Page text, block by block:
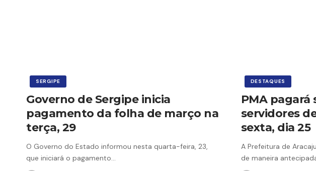
SERGIPE
Governo de Sergipe inicia
pagamento da folha de março na
terça, 29
O Governo do Estado informou nesta quarta-feira, 23,
que iniciará o pagamento…
DESTAQUES
PMA pagará
servidores
sexta, dia 25
A Prefeitura de
de maneira